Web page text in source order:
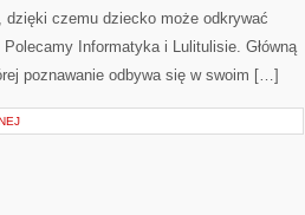
dzięki czemu dziecko może odkrywać
Informatyka i Lulitulisie. Główną
poznawanie odbywa się w swoim […]